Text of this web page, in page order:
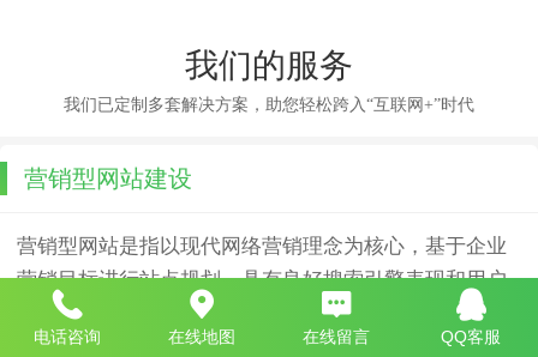
我们的服务
我们已定制多套解决方案，助您轻松跨入“互联网+”时代
营销型网站建设
营销型网站是指以现代网络营销理念为核心，基于企业
营销目标进行站点规划，具有良好搜索引擎表现和用户
体验、完备的效果评估体系，能够有效利用多种手段获
得商业机会，提高产品销售业绩和品牌知名度的企业网
电话咨询 在线地图 在线留言 QQ客服